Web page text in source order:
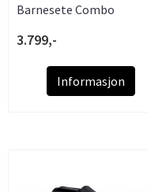
Barnesete Combo
3.799,-
Informasjon